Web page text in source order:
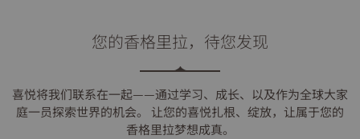
您的香格里拉，待您发现
喜悦将我们联系在一起——通过学习、成长、以及作为全球大家
庭一员探索世界的机会。 让您的喜悦扎根、绽放，让属于您的
香格里拉梦想成真。